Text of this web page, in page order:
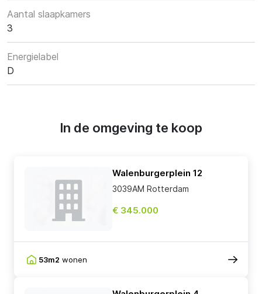
Aantal slaapkamers
3
Energielabel
D
In de omgeving te koop
Walenburgerplein 12
3039AM Rotterdam
€ 345.000
53m2 wonen